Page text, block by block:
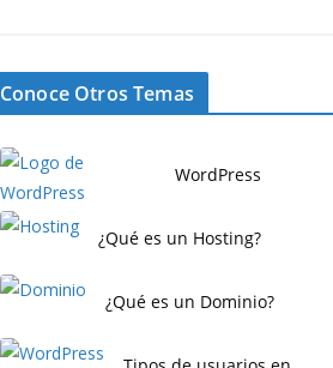
Conoce Otros Temas
WordPress
¿Qué es un Hosting?
¿Qué es un Dominio?